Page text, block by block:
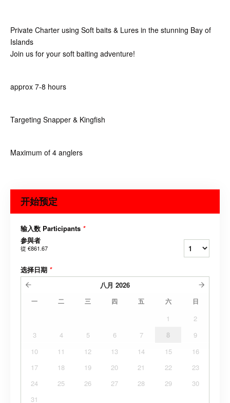
Private Charter using Soft baits & Lures in the stunning Bay of
Islands
Join us for your soft baiting adventure!
approx 7-8 hours
Targeting Snapper & Kingfish
Maximum of 4 anglers
开始预定
输入数 Participants *
参與者
從 €861.67
选择日期 *
八月 2026
一 二 三 四 五 六 日
1
2
3
4 5 6 7 8
9
10
11 12 13 14 15
16
17
18 19 20 21 22
23
24
25 26 27 28 29
30
31